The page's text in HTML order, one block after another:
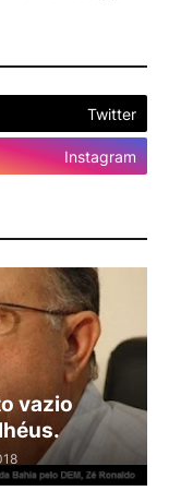
Twitter
Instagram
vazio